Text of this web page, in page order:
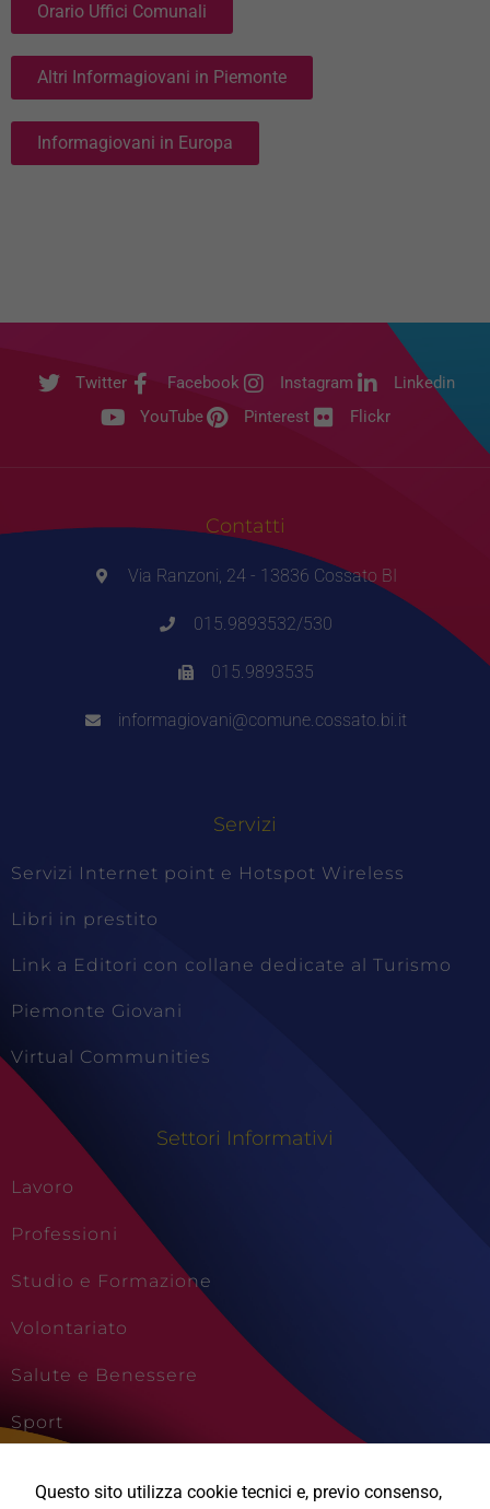
Orario Uffici Comunali
Altri Informagiovani in Piemonte
Informagiovani in Europa
Twitter Facebook Instagram
Linkedin
YouTube
Pinterest Flickr
Contatti
Via Ranzoni, 24 - 13836 Cossato BI
015.9893532/530
015.9893535
informagiovani@comune.cossato.bi.it
Servizi
Servizi Internet point e Hotspot Wireless
Libri in prestito
Link a Editori con collane dedicate al Turismo
Piemonte Giovani
Virtual Communities
Settori Informativi
Lavoro
Professioni
Studio e Formazione
Volontariato
Salute e Benessere
Sport
Questo sito utilizza cookie tecnici e, previo consenso,